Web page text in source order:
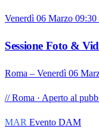
Venerdì 06 Marzo 09:30
Sessione Foto &
Roma – Venerdì 06
// Roma · Aperto al
MAR Evento DAM